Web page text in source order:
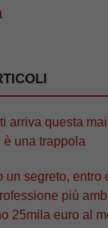
arriva questa
è una trappola
un segreto, entro
più
25mila euro al